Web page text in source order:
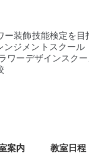
ー装飾技能検定を目
ンジメントスクール
ワーデザインスク
案内 教室日程